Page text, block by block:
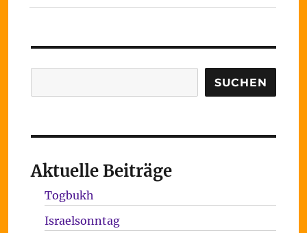
SUCHEN
Aktuelle Beiträge
Togbukh
Israelsonntag